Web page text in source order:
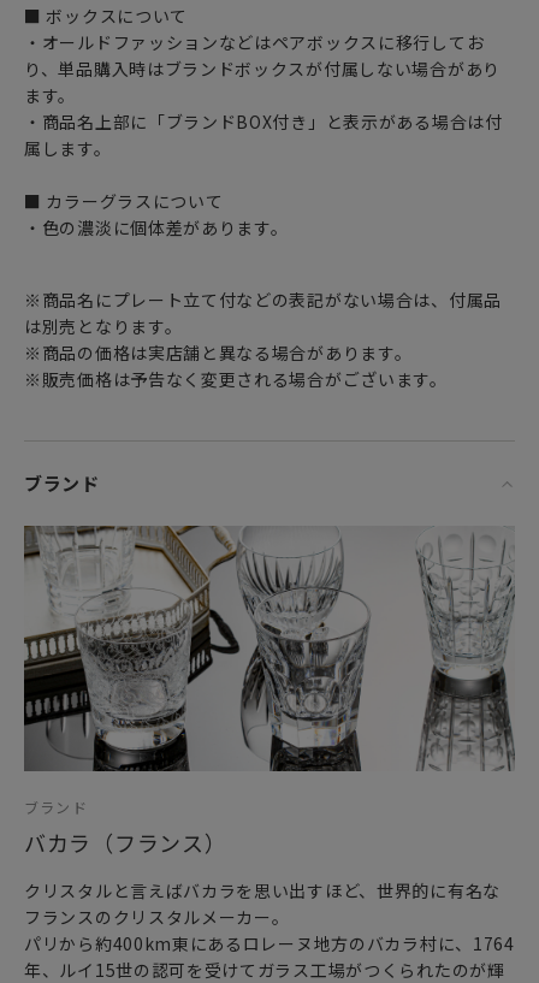
■ ボックスについて
・オールドファッションなどはペアボックスに移行してお
り、単品購入時はブランドボックスが付属しない場合があり
ます。
・商品名上部に「ブランドBOX付き」と表示がある場合は付
属します。
■ カラーグラスについて
・色の濃淡に個体差があります。
※商品名にプレート立て付などの表記がない場合は、付属品
は別売となります。
※商品の価格は実店舗と異なる場合があります。
※販売価格は予告なく変更される場合がございます。
ブランド
ブランド
バカラ（フランス）
クリスタルと言えばバカラを思い出すほど、世界的に有名な
フランスのクリスタルメーカー。
パリから約400km東にあるロレーヌ地方のバカラ村に、1764
年、ルイ15世の認可を受けてガラス工場がつくられたのが輝